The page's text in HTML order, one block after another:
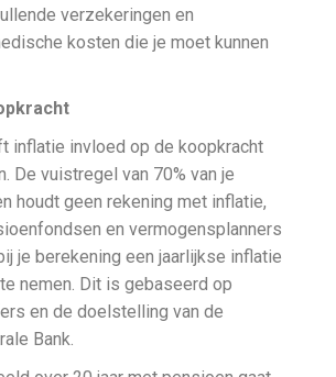
verzekeringen en
kosten die je moet kunnen
inflatie invloed op de koopkracht
De vuistregel van 70% van je
houdt geen rekening met inflatie,
en vermogensplanners
je berekening een jaarlijkse inflatie
nemen. Dit is gebaseerd op
en de doelstelling van de
Bank.